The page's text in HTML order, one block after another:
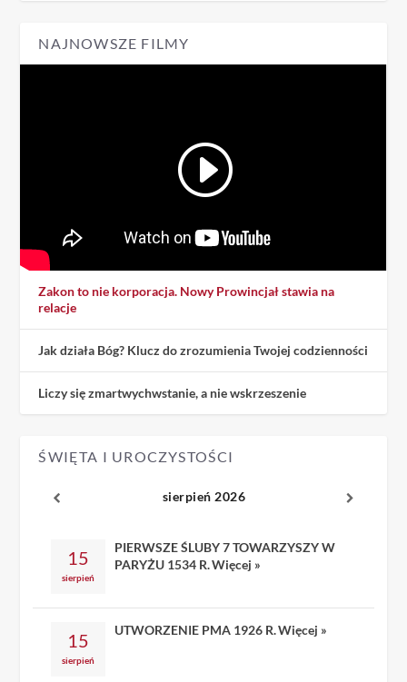
NAJNOWSZE FILMY
Zakon to nie korporacja. Nowy Prowincjał stawia na
relacje
Jak działa Bóg? Klucz do zrozumienia Twojej codzienności
Liczy się zmartwychwstanie, a nie wskrzeszenie
ŚWIĘTA I UROCZYSTOŚCI
sierpień 2026
15
sierpień
PIERWSZE ŚLUBY 7 TOWARZYSZY W
PARYŻU 1534 R.Więcej »
15
sierpień
UTWORZENIE PMA 1926 R.Więcej »